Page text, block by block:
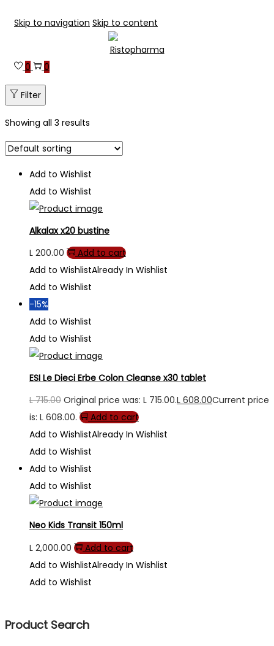
Skip to navigation Skip to content
0 0
Filter
Showing all 3 results
Add to Wishlist
Add to Wishlist
Alkalax x20 bustine
L 200.00
Add to cart
Add to WishlistAlready In Wishlist
Add to Wishlist
-15%
Add to Wishlist
Add to Wishlist
ESI Le Dieci Erbe Colon Cleanse x30 tablet
L715.00 Original price was: L 715.00.L 608.00Current price
is: L 608.00.
Add to cart
Add to WishlistAlready In Wishlist
Add to Wishlist
Add to Wishlist
Add to Wishlist
Neo Kids Transit 150ml
L 2,000.00
Add to cart
Add to WishlistAlready In Wishlist
Add to Wishlist
Product Search